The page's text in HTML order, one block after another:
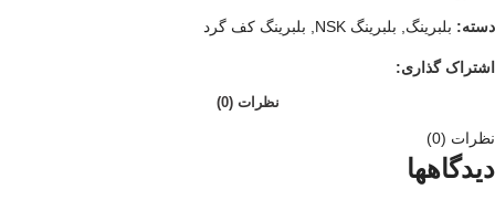
دسته: بلبرینگ بلبرینگ NSK بلبرینگ کف گرد
اشتراک گذاری:
نظرات (0)
نظرات (0)
دیدگاهها